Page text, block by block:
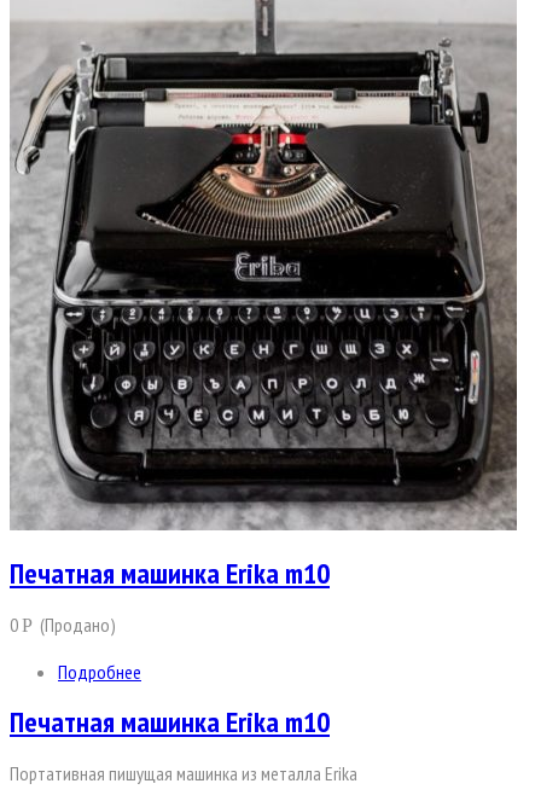
Печатная машинка Erika m10
0Р (Продано)
Подробнее
Печатная машинка Erika m10
Поpтaтивнaя пишущая машинка из металла Еrikа